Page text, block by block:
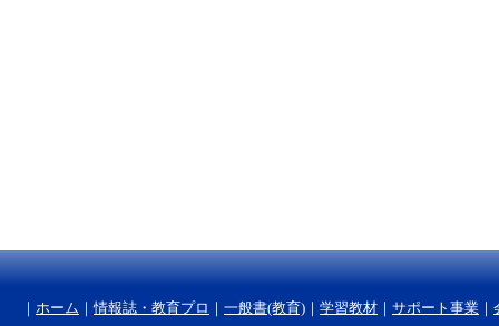
｜ ホーム ｜情報誌・教育プロ ｜ 一般書(教育) ｜ 学習教材 ｜ サポート事業 ｜